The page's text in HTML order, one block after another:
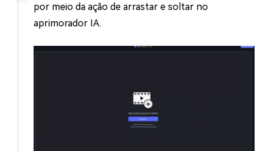
por meio da ação de arrastar e soltar no
aprimorador IA.